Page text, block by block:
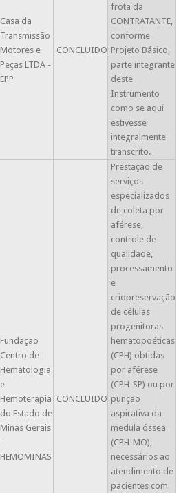
Casa da
Transmissão
Motores e
Peças LTDA -
EPP
CONCLUIDO
frota da
CONTRATANTE,
conforme
Projeto Básico,
parte integrante
deste
Instrumento
como se aqui
estivesse
integralmente
transcrito.
Fundação
Centro de
Hematologia
e
Hemoterapia
do Estado de
Minas Gerais
-
HEMOMINAS
CONCLUIDO
Prestação de
serviços
especializados
de coleta por
aférese,
controle de
qualidade,
processamento
e
criopreservação
de células
progenitoras
hematopoéticas
(CPH) obtidas
por aférese
(CPH-SP) ou por
punção
aspirativa da
medula óssea
(CPH-MO),
necessários ao
atendimento de
pacientes com